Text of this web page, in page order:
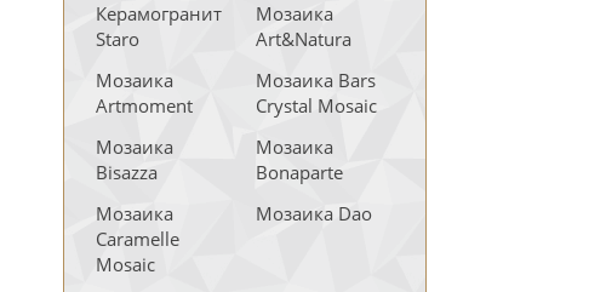
Керамогранит
Staro
Мозаика
Art&Natura
Мозаика
Artmoment
Мозаика Bars
Crystal Mosaic
Мозаика
Bisazza
Мозаика
Bonaparte
Мозаика
Caramelle
Mosaic
Мозаика Dao